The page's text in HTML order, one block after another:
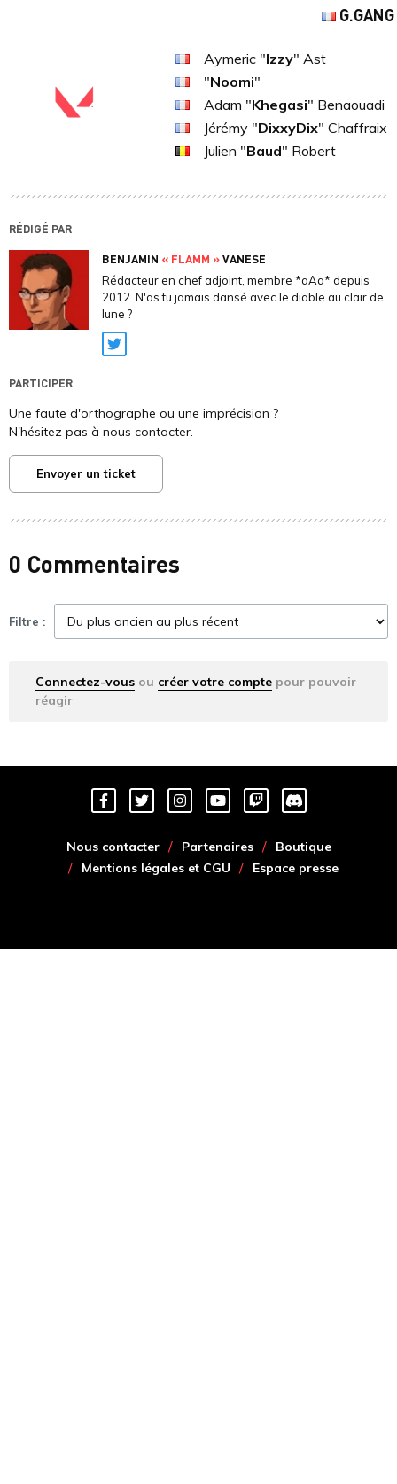
G.GANG
Aymeric "Izzy" Ast
"Noomi"
Adam "Khegasi" Benaouadi
Jérémy "DixxyDix" Chaffraix
Julien "Baud" Robert
RÉDIGÉ PAR
BENJAMIN « FLAMM »VANESE
Rédacteur en chef adjoint, membre *aAa* depuis
2012. N'as tu jamais dansé avec le diable au clair de
lune ?
Twitter
PARTICIPER
Une faute d'orthographe ou une imprécision ?
N'hésitez pas à nous contacter.
Envoyer un ticket
0 Commentaires
Filtre :
Connectez-vous ou créer votre compte pour pouvoir
réagir
Nous contacter Partenaires
Boutique
Mentions légales et CGU
Espace presse